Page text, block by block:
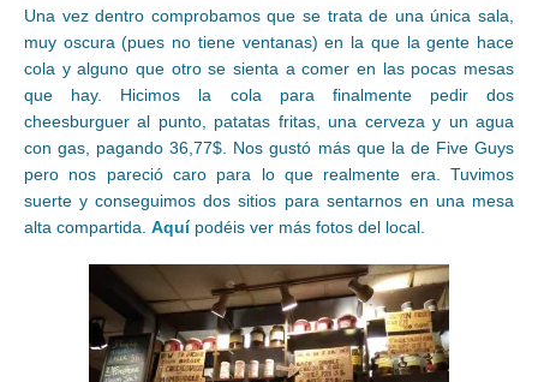
Una vez dentro comprobamos que se trata de una única sala,
muy oscura (pues no tiene ventanas) en la que la gente hace
cola y alguno que otro se sienta a comer en las pocas mesas
que hay. Hicimos la cola para finalmente pedir dos
cheesburguer al punto, patatas fritas, una cerveza y un agua
con gas, pagando 36,77$. Nos gustó más que la de Five Guys
pero nos pareció caro para lo que realmente era. Tuvimos
suerte y conseguimos dos sitios para sentarnos en una mesa
alta compartida. Aquípodéis ver más fotos del local.